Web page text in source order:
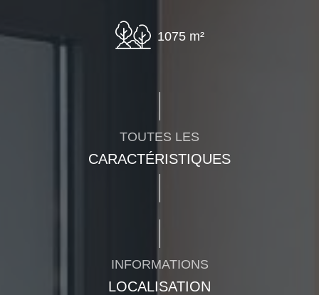
1075 m²
TOUTES LES
CARACTÉRISTIQUES
INFORMATIONS
LOCALISATION